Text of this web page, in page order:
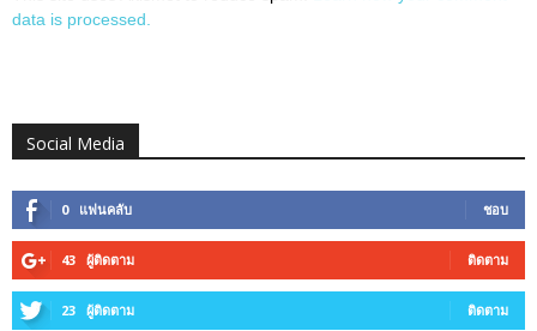
data is processed.
Social Media
0 แฟนคลับ ชอบ
43 ผู้ติดตาม ติดตาม
23 ผู้ติดตาม ติดตาม